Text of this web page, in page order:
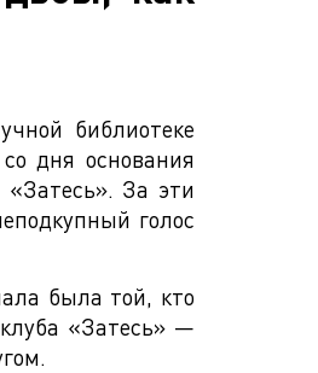
библиотеке
дня основания
«Затесь». За эти
голос
была той, кто
«Затесь» —